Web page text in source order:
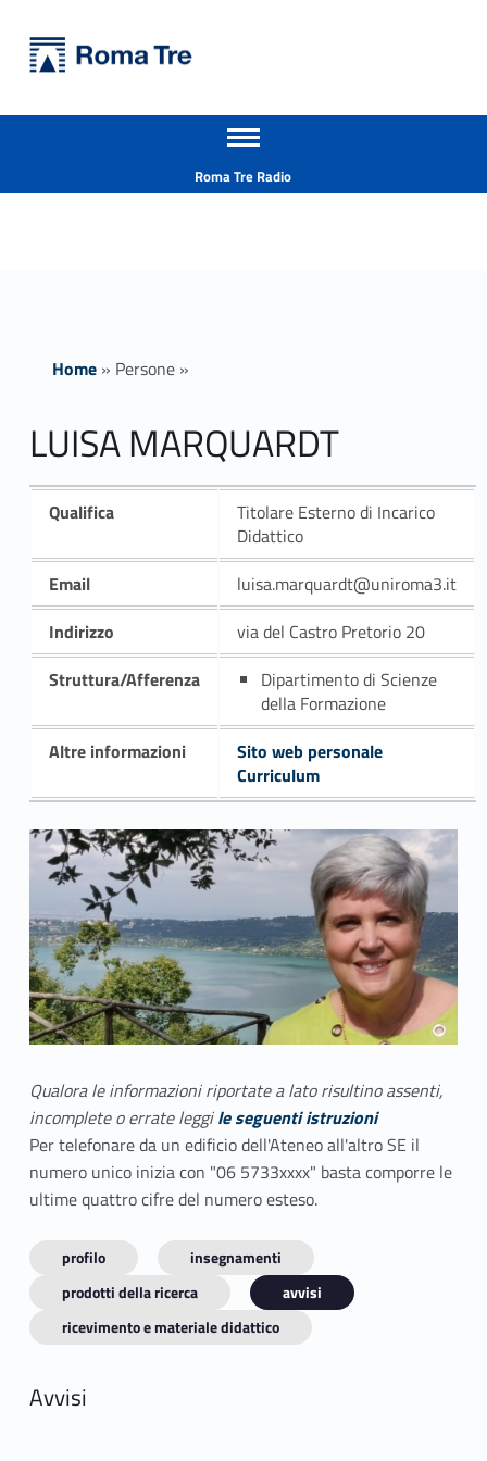
LUISA MARQUARDT - Università Roma Tre
Apri il menu secondario
Roma Tre Radio
Home» Persone»
LUISA MARQUARDT
Qualifica
Titolare Esterno di Incarico
Didattico
Email
luisa.marquardt@uniroma3.it
Indirizzo
via del Castro Pretorio 20
Struttura/Afferenza
Dipartimento di Scienze
della Formazione
Altre informazioni
Sito web personale
Curriculum
Qualora le informazioni riportate a lato risultino assenti,
incomplete o errate leggile seguenti istruzioni
Per telefonare da un edificio dell'Ateneo all'altro SE il
numero unico inizia con "06 5733xxxx" basta comporre le
ultime quattro cifre del numero esteso.
profilo
insegnamenti
prodotti della ricerca
avvisi
ricevimento e materiale didattico
Avvisi